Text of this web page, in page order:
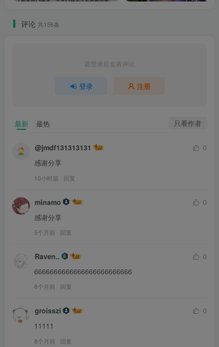
评论 共156条
请登录后发表评论
登录 注册
最新 最热 只看作者
@jmdf131313131
0
感谢分享
10小时前 回复
minamo
0
感谢分享
5个月前 回复
Raven..
0
6666666666666666666666666
8个月前 回复
groisszi
0
11111
8个月前 回复